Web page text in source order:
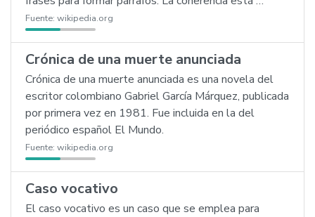
Fuente: wikipedia.org
Crónica de una muerte anunciada
Crónica de una muerte anunciada es una novela del
escritor colombiano Gabriel García Márquez, publicada
por primera vez en 1981. Fue incluida en la del
periódico español El Mundo.
Fuente: wikipedia.org
Caso vocativo
El caso vocativo es un caso que se emplea para